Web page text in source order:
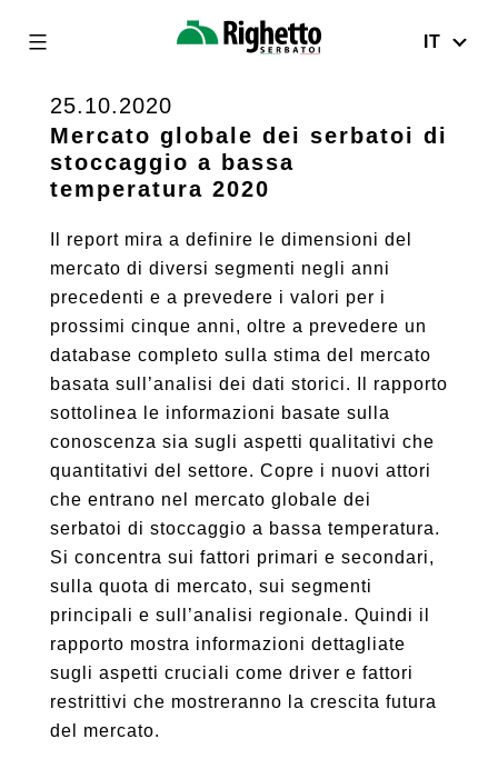
content
Righetto
IT
25.10.2020
Mercato globale dei serbatoi di
stoccaggio a bassa
temperatura 2020
Il report mira a definire le dimensioni del
mercato di diversi segmenti negli anni
precedenti e a prevedere i valori per i
prossimi cinque anni, oltre a prevedere un
database completo sulla stima del mercato
basata sull’analisi dei dati storici. Il rapporto
sottolinea le informazioni basate sulla
conoscenza sia sugli aspetti qualitativi che
quantitativi del settore. Copre i nuovi attori
che entrano nel mercato globale dei
serbatoi di stoccaggio a bassa temperatura.
Si concentra sui fattori primari e secondari,
sulla quota di mercato, sui segmenti
principali e sull’analisi regionale. Quindi il
rapporto mostra informazioni dettagliate
sugli aspetti cruciali come driver e fattori
restrittivi che mostreranno la crescita futura
del mercato.